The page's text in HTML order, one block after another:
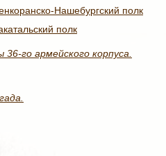
Нашебургский полк
полк
го армейского корпуса.